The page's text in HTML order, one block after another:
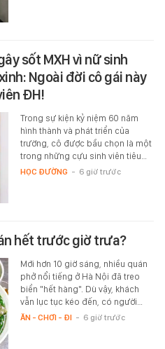
sốt MXH vì nữ sinh
Ngoài đời cô gái này
ĐH!
Trong sự kiện kỷ niệm 60 năm
hình thành và phát triển của
trường, cô được bầu chọn là một
trong những cựu sinh viên tiêu…
HỌC ĐƯỜNG - 6 giờ trước
hết trước giờ trưa?
Mới hơn 10 giờ sáng, nhiều quán
phở nổi tiếng ở Hà Nội đã treo
biển "hết hàng". Dù vậy, khách
vẫn lục tục kéo đến, có người…
ĂN - CHƠI - ĐI - 6 giờ trước